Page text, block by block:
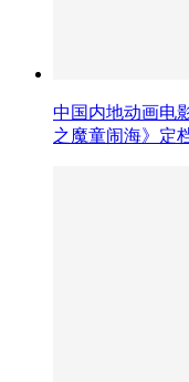
中国内地动画电
之魔童闹海》定